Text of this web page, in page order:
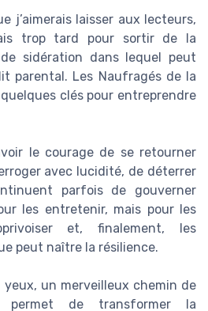
j’aimerais laisser aux lecteurs,
trop tard pour sortir de la
sidération dans lequel peut
parental. Les Naufragés de la
quelques clés pour entreprendre
le courage de se retourner
avec lucidité, de déterrer
parfois de gouverner
les entretenir, mais pour les
et, finalement, les
peut naître la résilience.
yeux, un merveilleux chemin de
permet de transformer la